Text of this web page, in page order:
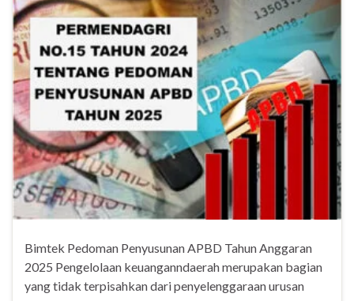
Bimtek Pedoman Penyusunan APBD Tahun Anggaran
2025 Pengelolaan keuanganndaerah merupakan bagian
yang tidak terpisahkan dari penyelenggaraan urusan